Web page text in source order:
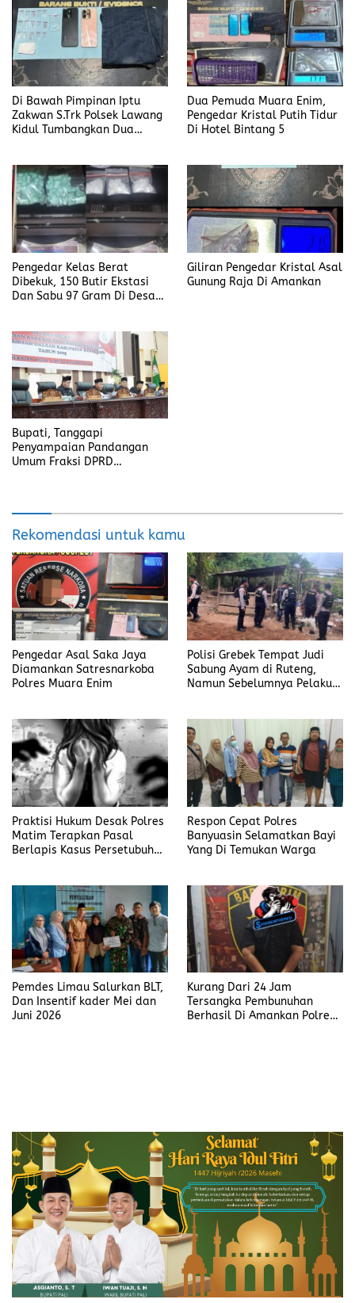
Di Bawah Pimpinan Iptu
Zakwan S.Trk Polsek Lawang
Kidul Tumbangkan Dua
Dua Pemuda Muara Enim,
Pengedar Kristal Putih Tidur
Di Hotel Bintang 5
Pengedar Kelas Berat
Dibekuk, 150 Butir Ekstasi
Dan Sabu 97 Gram Di Desa
Giliran Pengedar Kristal Asal
Gunung Raja Di Amankan
Bupati, Tanggapi
Penyampaian Pandangan
Umum Fraksi DPRD
Rekomendasi untuk kamu
Pengedar Asal Saka Jaya
Diamankan Satresnarkoba
Polres Muara Enim
Polisi Grebek Tempat Judi
Sabung Ayam di Ruteng,
Namun Sebelumnya Pelaku
Praktisi Hukum Desak Polres
Matim Terapkan Pasal
Berlapis Kasus Persetubuhan
Respon Cepat Polres
Banyuasin Selamatkan Bayi
Yang Di Temukan Warga
Pemdes Limau Salurkan BLT,
Dan Insentif kader Mei dan
Juni 2026
Kurang Dari 24 Jam
Tersangka Pembunuhan
Berhasil Di Amankan Polres